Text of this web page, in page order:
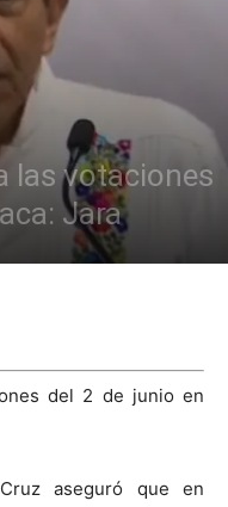
las votaciones
Jara
del 2 de junio en
aseguró que en